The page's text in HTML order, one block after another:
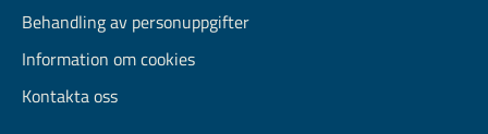
Behandling av personuppgifter
Information om cookies
Kontakta oss